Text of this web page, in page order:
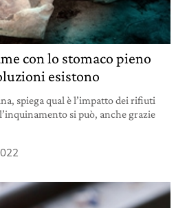
con lo stomaco pieno
esistono
spiega qual è l’impatto dei rifiuti
si può, anche grazie